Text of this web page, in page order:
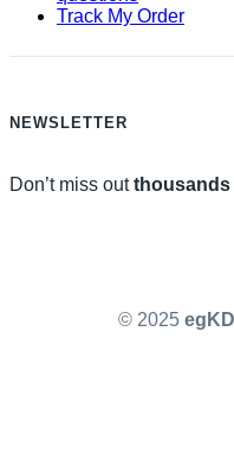
Track My Order
NEWSLETTER
Don’t miss outthousands
© 2025